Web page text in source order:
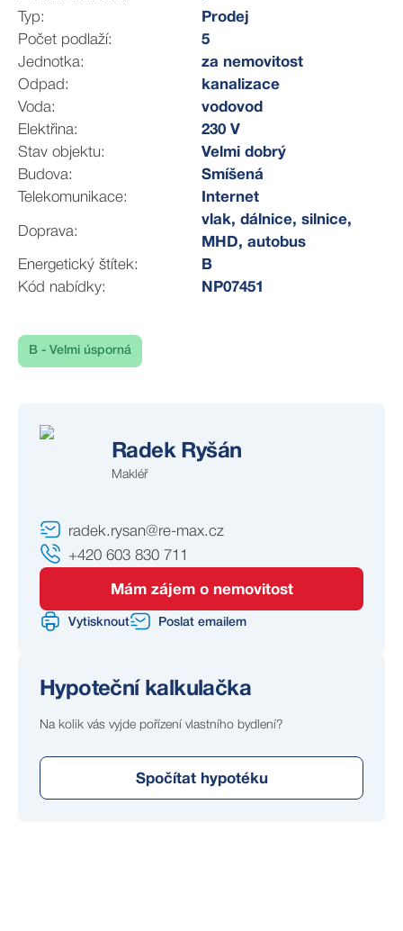
Typ:
Prodej
Počet podlaží:
5
Jednotka:
za nemovitost
Odpad:
kanalizace
Voda:
vodovod
Elektřina:
230 V
Stav objektu:
Velmi dobrý
Budova:
Smíšená
Telekomunikace:
Internet
Doprava:
vlak, dálnice, silnice,
MHD, autobus
Energetický štítek:
B
Kód nabídky:
NP07451
B - Velmi úsporná
Radek Ryšán
Makléř
radek.rysan@re-max.cz
+420 603 830 711
Mám zájem o nemovitost
Vytisknout Poslat emailem
Hypoteční kalkulačka
Na kolik vás vyjde pořízení vlastního bydlení?
Spočítat hypotéku